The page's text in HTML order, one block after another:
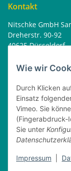
Wie wir
Durch Klicken
Einsatz
Vimeo. Sie
(Fingerabdruck-
Sie unter
Impressum
Kontakt
Nitschke GmbH
Dreherstr. 90-92
40625 Düsseldorf
Rechtliches
Öffnungszeiten
Dienstag